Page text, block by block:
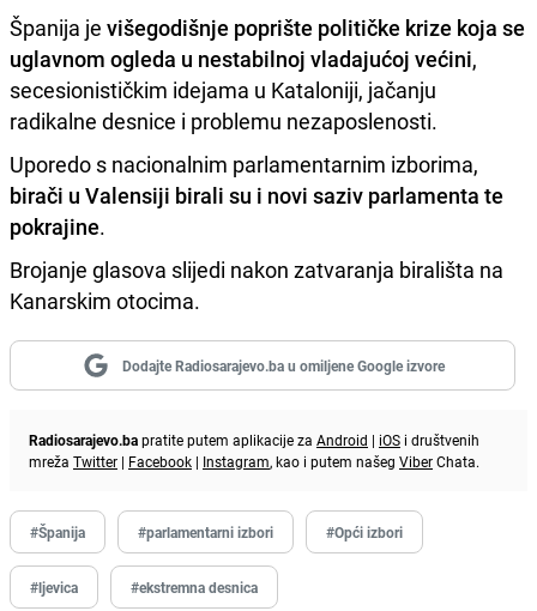
Španija je višegodišnje poprište političke krize koja se
uglavnom ogleda u nestabilnoj vladajućoj većini,
secesionističkim idejama u Kataloniji, jačanju
radikalne desnice i problemu nezaposlenosti.
Uporedo s nacionalnim parlamentarnim izborima,
birači u Valensiji birali su i novi saziv parlamenta te
pokrajine.
Brojanje glasova slijedi nakon zatvaranja birališta na
Kanarskim otocima.
Dodajte Radiosarajevo.ba u omiljene Google izvore
Radiosarajevo.bapratite putem aplikacije za Android | iOS i društvenih
mreža Twitter | Facebook | Instagram, kao i putem našeg ViberChata.
#Španija #parlamentarni izbori #Opći izbori
#ljevica #ekstremna desnica